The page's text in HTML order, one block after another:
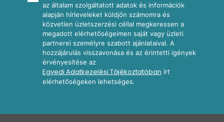
az általam szolgáltatott adatok és információk
alapján hírleveleket küldjön számomra és
közvetlen üzletszerzési céllal megkeressen a
megadott elérhetőségeimen saját vagy üzleti
partnerei személyre szabott ajánlataival. A
hozzájárulás visszavonása és az érintetti igények
érvényesítése az
Egyedi Adatkezelési Tájékoztatóban írt
elérhetőségeken lehetséges.